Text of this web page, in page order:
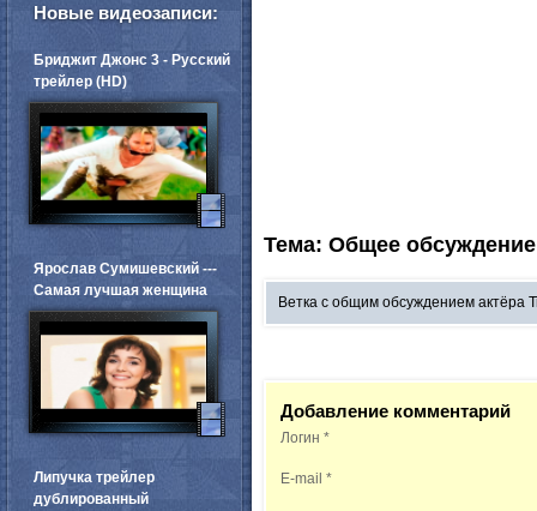
Тема: Общее обсуждение
Ветка с общим обсуждением актёра
Добавление комментарий
Логин *
E-mail *
Новые видеозаписи:
Бриджит Джонс 3 - Русский
трейлер (HD)
Ярослав Сумишевский ---
Самая лучшая женщина
Липучка трейлер
дублированный